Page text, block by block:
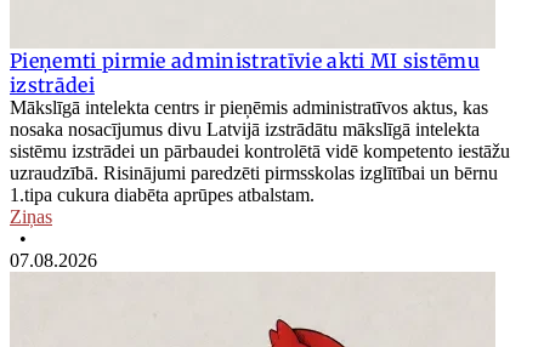
Pieņemti pirmie administratīvie akti MI sistēmu
izstrādei
Mākslīgā intelekta centrs ir pieņēmis administratīvos aktus, kas
nosaka nosacījumus divu Latvijā izstrādātu mākslīgā intelekta
sistēmu izstrādei un pārbaudei kontrolētā vidē kompetento iestāžu
uzraudzībā. Risinājumi paredzēti pirmsskolas izglītībai un bērnu
1.tipa cukura diabēta aprūpes atbalstam.
Ziņas
•
07.08.2026